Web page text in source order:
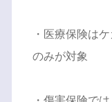
・医療保険は
のみが対象